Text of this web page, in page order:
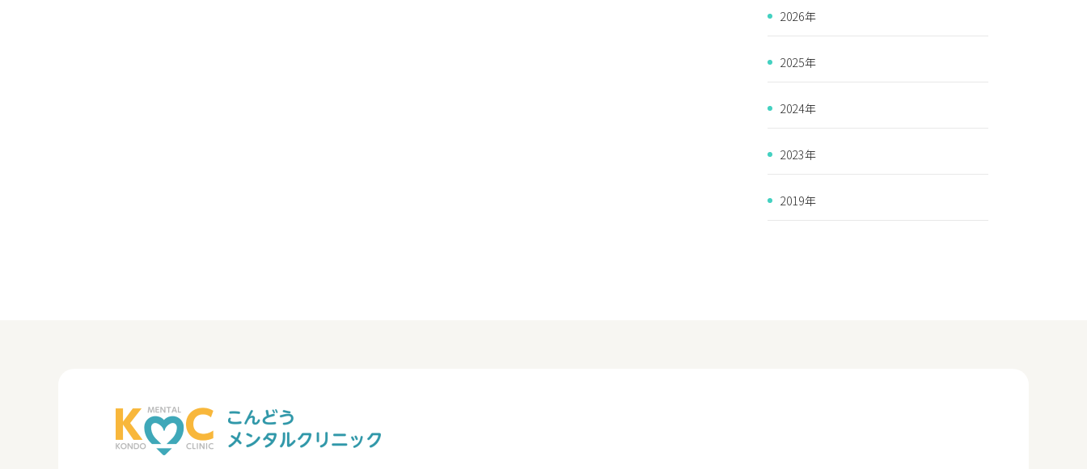
2026年
2025年
2024年
2023年
2019年